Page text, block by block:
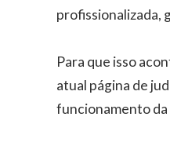
profissionalizada,
Para que isso
atual página de
funcionamento